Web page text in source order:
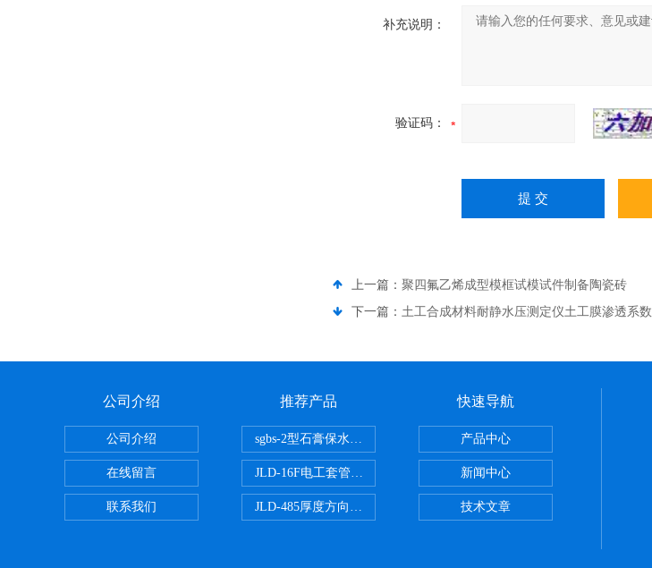
补充说明：
验证码：
上一篇： 聚四氟乙烯成型模框试模试件制备陶瓷砖
下一篇： 土工合成材料耐静水压测定仪土工膜渗透系数
公司介绍
公司介绍
在线留言
联系我们
推荐产品
sgbs-2型石膏保水率测定仪粉刷石膏检测水泥全自动
JLD-16F电工套管恒温水浴管材
JLD-485厚度方向性钢板拉伸试验夹具
快速导航
产品中心
新闻中心
技术文章